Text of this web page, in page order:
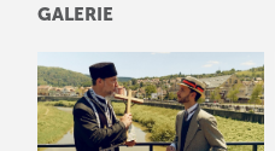
GALERIE